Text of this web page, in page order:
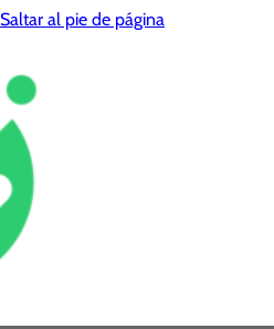
Saltar al pie de página